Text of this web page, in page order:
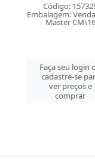
Código:
Embalagem:
Master
Faça seu
cadastre-
ver